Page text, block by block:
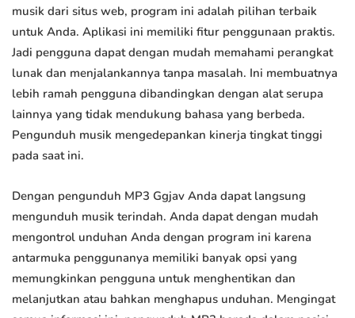
musik dari situs web, program ini adalah pilihan terbaik
untuk Anda. Aplikasi ini memiliki fitur penggunaan praktis.
Jadi pengguna dapat dengan mudah memahami perangkat
lunak dan menjalankannya tanpa masalah. Ini membuatnya
lebih ramah pengguna dibandingkan dengan alat serupa
lainnya yang tidak mendukung bahasa yang berbeda.
Pengunduh musik mengedepankan kinerja tingkat tinggi
pada saat ini.
Dengan pengunduh MP3 Ggjav Anda dapat langsung
mengunduh musik terindah. Anda dapat dengan mudah
mengontrol unduhan Anda dengan program ini karena
antarmuka penggunanya memiliki banyak opsi yang
memungkinkan pengguna untuk menghentikan dan
melanjutkan atau bahkan menghapus unduhan. Mengingat